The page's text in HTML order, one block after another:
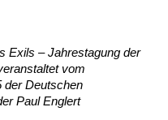
Exils – Jahrestagung der
vom
der Deutschen
Paul Englert